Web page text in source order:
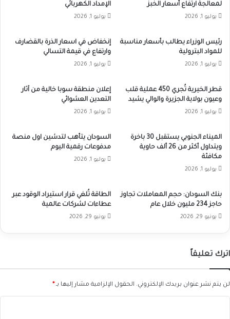
لمعالجة ارتفاع أسعار الخبز
يوليو 1, 2026
الإمداد الكهربائي
يوليو 1, 2026
رئيس الوزراء يطالب بأسعار مناسبة
للمواد البترولية
يوليو 1, 2026
إنخفاض في اسعار الذرة بالقضارف
وارتفاع في قيمة التسالي
يوليو 1, 2026
قطر الخيرية تُجري 450 عملية قلب
وعيون بولاية الجزيرة والوالي يشيد
يوليو 1, 2026
إعلان منطقة سوبا خالية من آثار
التعدين العشوائي
يوليو 1, 2026
الميناء الجنوبي يستقبل 30 باخرة
ويتداول أكثر من 26 ألف حاوية
مكافئة
يوليو 1, 2026
السودان يتأهب لتدشين اول منصة
مدفوعات رقمية اليوم
يوليو 1, 2026
بنك السودان: حجم المعاملات تجاوز
حاجز 234 مليون خلال عام
يونيو 29, 2026
الطاقة تُلغي قرار استيراد الوقود عبر
عطاءات لشركات عالمية
يونيو 29, 2026
اترك تعليقاً
لن يتم نشر عنوان بريدك الإلكتروني. الحقول الإلزامية مشار إليها بـ*